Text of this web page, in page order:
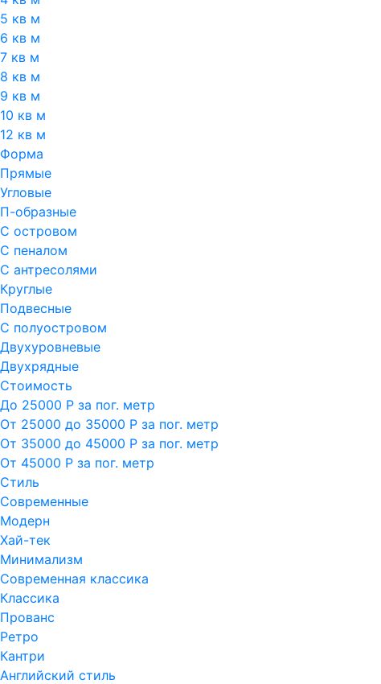
5 кв м
6 кв м
7 кв м
8 кв м
9 кв м
10 кв м
12 кв м
Форма
Прямые
Угловые
П-образные
С островом
С пеналом
С антресолями
Круглые
Подвесные
С полуостровом
Двухуровневые
Двухрядные
Стоимость
До 25000 Р за пог. метр
От 25000 до 35000 Р за пог. метр
От 35000 до 45000 Р за пог. метр
От 45000 Р за пог. метр
Стиль
Современные
Модерн
Хай-тек
Минимализм
Современная классика
Классика
Прованс
Ретро
Кантри
Английский стиль